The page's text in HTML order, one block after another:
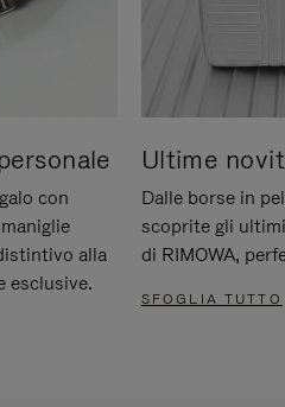
con
alla
esclusive.
Ultime
Dalle borse in
scoprite gli
di RIMOWA,
SFOGLIA TUTTO